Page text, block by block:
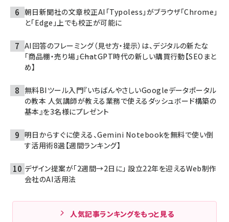
朝日新聞社の文章校正AI「Typoless」がブラウザ「Chrome」
と「Edge」上でも校正が可能に
AI回答のフレーミング（見せ方・提示）は、デジタルの新たな
「商品棚・売り場」――ChatGPT時代の新しい購買行動【SEOまと
め】
無料BIツール入門『いちばんやさしいGoogleデータポータル
の教本 人気講師が教える業務で使えるダッシュボード構築の
基本』を3名様にプレゼント
明日からすぐに使える、Gemini Notebookを無料で使い倒
す活用術8選【週間ランキング】
デザイン提案が「2週間→2日に」 設立22年を迎えるWeb制作
会社のAI活用法
人気記事ランキングをもっと見る